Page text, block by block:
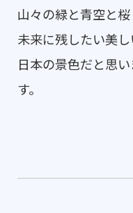
山々の緑と青空と桜
未来に残したい美し
日本の景色だと思い
す。